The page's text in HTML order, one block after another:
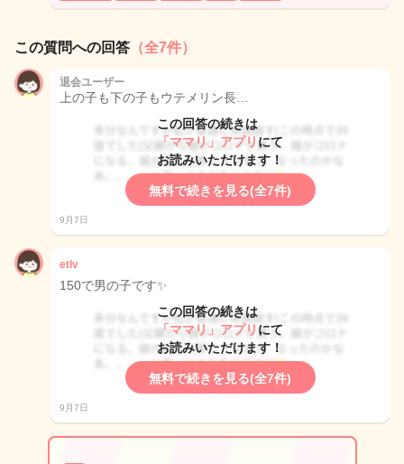
この質問への回答 （全7件）
退会ユーザー
上の子も下の子もウテメリン長…
この回答の続きは
「ママリ」アプリ にて
お読みいただけます！
無料で続きを見る(全7件)
9月7日
etlv
150で男の子です✨
この回答の続きは
「ママリ」アプリ にて
お読みいただけます！
無料で続きを見る(全7件)
9月7日